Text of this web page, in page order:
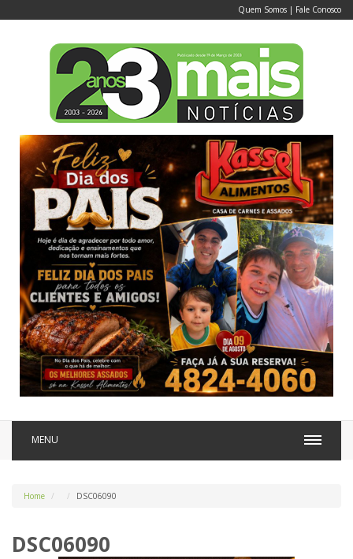
Quem Somos | Fale Conosco
MENU
Home DSC06090
DSC06090